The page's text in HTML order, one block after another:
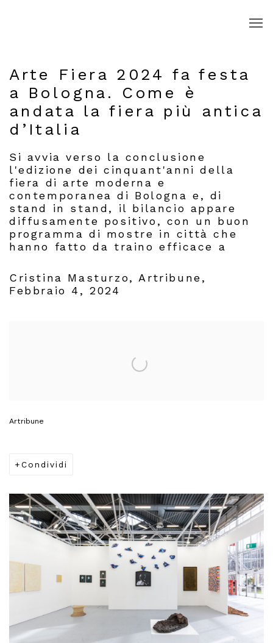
Arte Fiera 2024 fa festa
a Bologna. Come è
andata la fiera più antica
d’Italia
Si avvia verso la conclusione
l'edizione dei cinquant'anni della
fiera di arte moderna e
contemporanea di Bologna e, di
stand in stand, il bilancio appare
diffusamente positivo, con un buon
programma di mostre in città che
hanno fatto da traino efficace a
Cristina Masturzo, Artribune,
Febbraio 4, 2024
Artribune
Condividi